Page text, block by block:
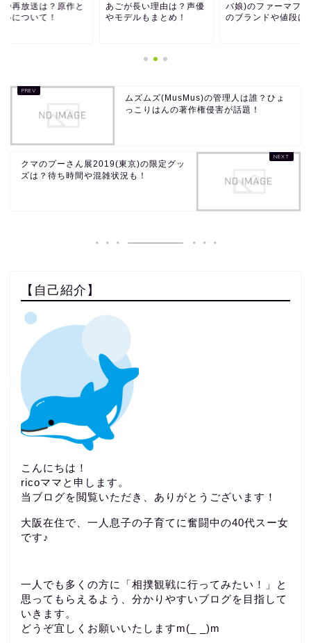
や再放送は？原作と
いについて！
あごが長い理由は？声優
やモデルもまとめ！
バ娘)のファーマフ
のブランドや値段は
ムズムズ(MusMus)の管理人は誰？ひょ
っこりはんの著作権侵害が話題！
クマのプーさん展2019(東京)の限定グッ
ズは？待ち時間や混雑状況も！
【自己紹介】
こんにちは！
ricoママと申します。
当ブログを閲覧いただき、ありがとうございます！
大阪在住で、一人息子の子育てに奮闘中の40代スー女
です♪
一人でも多くの方に「相撲観戦に行ってみたい！」と
思ってもらえるよう、分かりやすいブログを目指して
いきます。
どうぞ宜しくお願いいたしますm(_ _)m